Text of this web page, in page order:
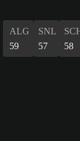
ALG
59
SNL
57
58